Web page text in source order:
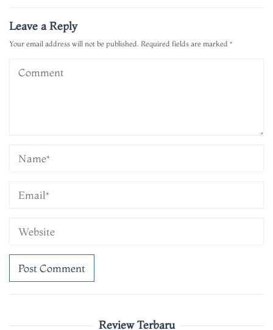
Leave a Reply
Your email address will not be published. Required fields are marked *
Review Terbaru